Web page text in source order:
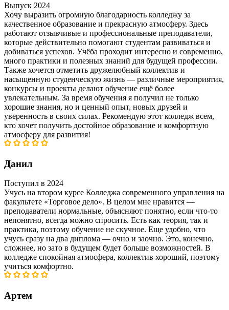
Выпуск 2024
Хочу выразить огромную благодарность колледжу за
качественное образование и прекрасную атмосферу. Здесь
работают отзывчивые и профессиональные преподаватели,
которые действительно помогают студентам развиваться и
добиваться успехов. Учёба проходит интересно и современно,
много практики и полезных знаний для будущей профессии.
Также хочется отметить дружелюбный коллектив и
насыщенную студенческую жизнь — различные мероприятия,
конкурсы и проекты делают обучение ещё более
увлекательным. За время обучения я получил не только
хорошие знания, но и ценный опыт, новых друзей и
уверенность в своих силах. Рекомендую этот колледж всем,
кто хочет получить достойное образование и комфортную
атмосферу для развития!
Данил
Поступил в 2024
Учусь на втором курсе Колледжа современного управления на
факультете «Торговое дело». В целом мне нравится —
преподаватели нормальные, объясняют понятно, если что-то
непонятно, всегда можно спросить. Есть как теория, так и
практика, поэтому обучение не скучное. Еще удобно, что
учусь сразу на два диплома — очно и заочно. Это, конечно,
сложнее, но зато в будущем будет больше возможностей. В
колледже спокойная атмосфера, коллектив хороший, поэтому
учиться комфортно.
Артем